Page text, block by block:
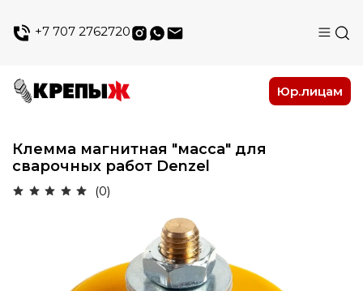
+7 707 2762720
Юр.лицам
Клемма магнитная "масса" для
сварочных работ Denzel
(0)